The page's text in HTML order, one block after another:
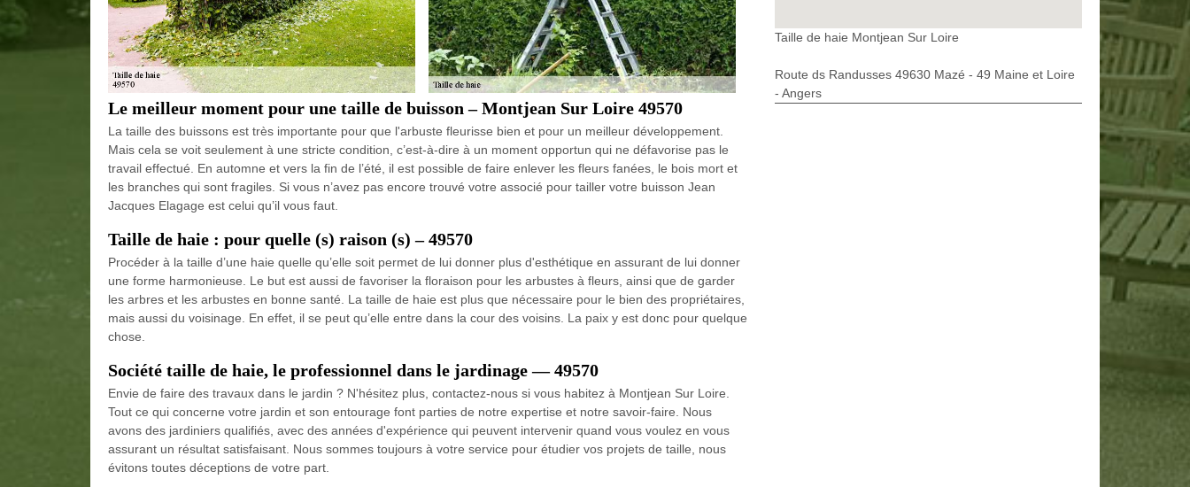
Le meilleur moment pour une taille de buisson – Montjean Sur Loire 49570
La taille des buissons est très importante pour que l'arbuste fleurisse bien et pour un meilleur développement.
Mais cela se voit seulement à une stricte condition, c’est-à-dire à un moment opportun qui ne défavorise pas le
travail effectué. En automne et vers la fin de l’été, il est possible de faire enlever les fleurs fanées, le bois mort et
les branches qui sont fragiles. Si vous n’avez pas encore trouvé votre associé pour tailler votre buisson Jean
Jacques Elagage est celui qu’il vous faut.
Taille de haie : pour quelle (s) raison (s) – 49570
Procéder à la taille d’une haie quelle qu’elle soit permet de lui donner plus d'esthétique en assurant de lui donner
une forme harmonieuse. Le but est aussi de favoriser la floraison pour les arbustes à fleurs, ainsi que de garder
les arbres et les arbustes en bonne santé. La taille de haie est plus que nécessaire pour le bien des propriétaires,
mais aussi du voisinage. En effet, il se peut qu’elle entre dans la cour des voisins. La paix y est donc pour quelque
chose.
Société taille de haie, le professionnel dans le jardinage — 49570
Envie de faire des travaux dans le jardin ? N'hésitez plus, contactez-nous si vous habitez à Montjean Sur Loire.
Tout ce qui concerne votre jardin et son entourage font parties de notre expertise et notre savoir-faire. Nous
avons des jardiniers qualifiés, avec des années d'expérience qui peuvent intervenir quand vous voulez en vous
assurant un résultat satisfaisant. Nous sommes toujours à votre service pour étudier vos projets de taille, nous
évitons toutes déceptions de votre part.
Taille de haie Montjean Sur Loire
Route ds Randusses 49630 Mazé - 49 Maine et Loire
- Angers